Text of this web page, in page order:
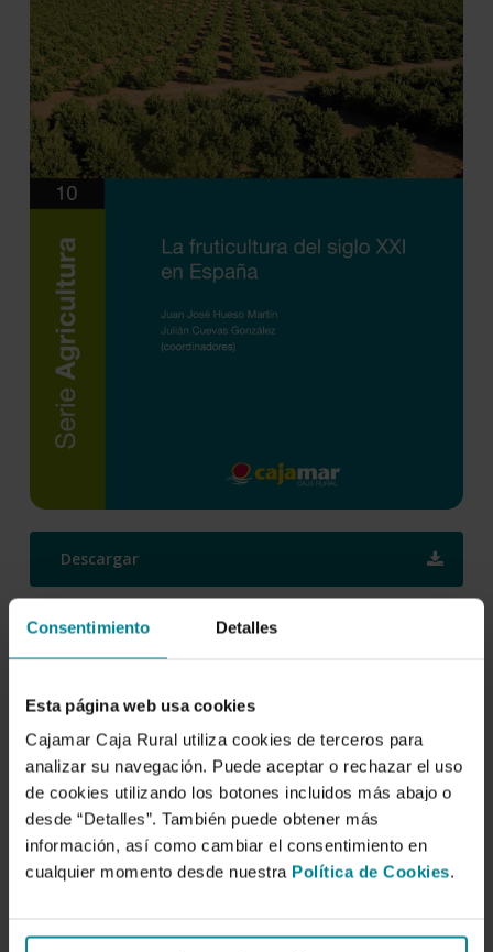
Consentimiento Detalles
Esta página web usa cookies
Cajamar Caja Rural utiliza cookies de terceros para
analizar su navegación. Puede aceptar o rechazar el uso
de cookies utilizando los botones incluidos más abajo o
desde “Detalles”. También puede obtener más
información, así como cambiar el consentimiento en
cualquier momento desde nuestra Política de Cookies.
Descargar
La fruticultura del siglo XXI
Autor/es:
Juan José Hueso Martín,Julián Cuevas González
Fecha de publicación:
2 de octubre de 2014